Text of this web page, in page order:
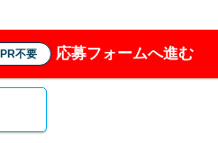
不要 応募フォームへ進む